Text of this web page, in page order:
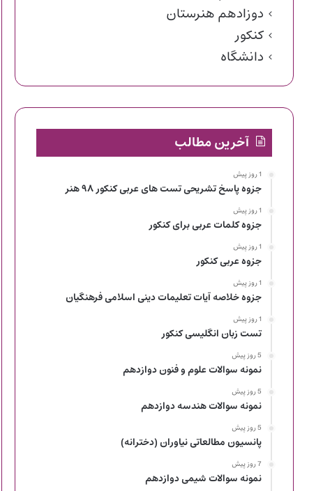
دوزادهم هنرستان
کنکور
دانشگاه
آخرین مطالب
1 روز پیش
جزوه پاسخ تشریحی تست های عربی کنکور ۹۸ هنر
1 روز پیش
جزوه کلمات عربی برای کنکور
1 روز پیش
جزوه عربی کنکور
1 روز پیش
جزوه خلاصه آیات تعلیمات دینی اسلامی فرهنگیان
1 روز پیش
تست زبان انگلیسی کنکور
5 روز پیش
نمونه سوالات علوم و فنون دوازدهم
5 روز پیش
نمونه سوالات هندسه دوازدهم
5 روز پیش
پانسیون مطالعاتی نیاوران (دخترانه)
7 روز پیش
نمونه سوالات شیمی دوازدهم